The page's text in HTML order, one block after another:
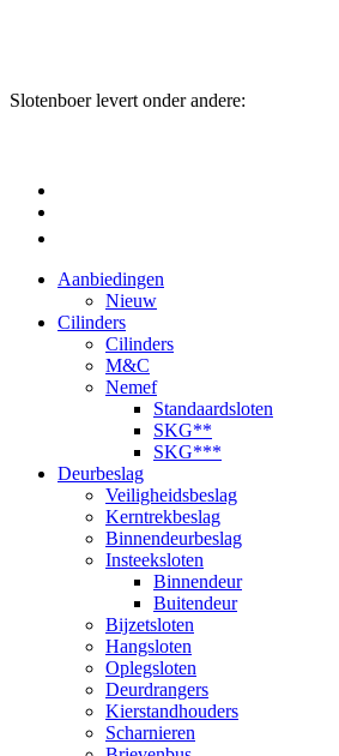
Slotenboer levert onder andere:
Aanbiedingen
Nieuw
Cilinders
Cilinders
M&C
Nemef
Standaardsloten
SKG**
SKG***
Deurbeslag
Veiligheidsbeslag
Kerntrekbeslag
Binnendeurbeslag
Insteeksloten
Binnendeur
Buitendeur
Bijzetsloten
Hangsloten
Oplegsloten
Deurdrangers
Kierstandhouders
Scharnieren